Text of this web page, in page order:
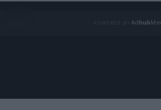
Ad hub